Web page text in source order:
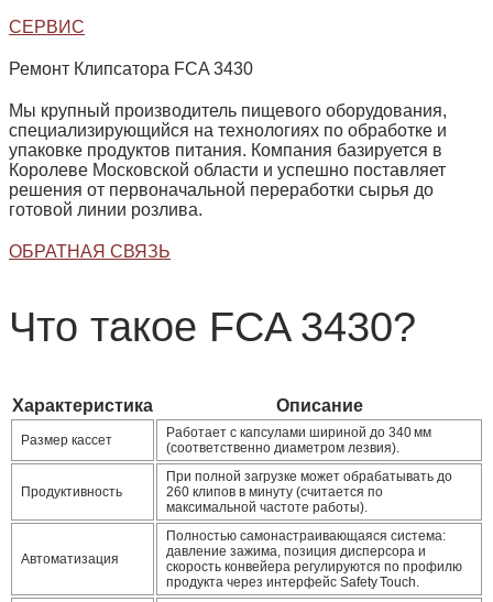
СЕРВИС
Ремонт Клипсатора FCA 3430
Мы крупный производитель пищевого оборудования,
специализирующийся на технологиях по обработке и
упаковке продуктов питания. Компания базируется в
Королеве Московской области и успешно поставляет
решения от первоначальной переработки сырья до
готовой линии розлива.
ОБРАТНАЯ СВЯЗЬ
Что такое FCA 3430?
Характеристика Описание
Размер кассет Работает с капсулами шириной до 340 мм
(соответственно диаметром лезвия).
Продуктивность
При полной загрузке может обрабатывать до
260 клипов в минуту (считается по
максимальной частоте работы).
Автоматизация
Полностью самонастраивающаяся система:
давление зажима, позиция дисперсора и
скорость конвейера регулируются по профилю
продукта через интерфейс Safety Touch.